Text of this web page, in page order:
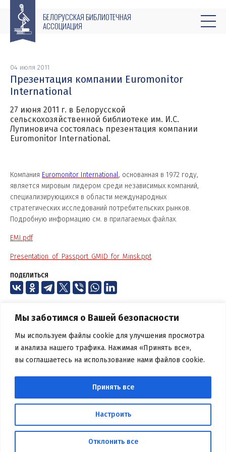
Мы заботимся о Вашей безопасности
Мы используем файлы cookie для улучшения просмотра
и анализа нашего трафика. Нажимая «Принять все»,
вы соглашаетесь на использование нами файлов cookie.
Настроить
Отклонить все
Принять все
БЕЛОРУССКАЯ БИБЛИОТЕЧНАЯ
АССОЦИАЦИЯ
04 июля 2011
Презентация компании Euromonitor
International
27 июня 2011 г. в Белорусской
сельскохозяйственной библиотеке им. И.С.
Лупиновича состоялась презентация компании
Euromonitor International.
Компания Euromonitor International, основанная в 1972 году,
является мировым лидером среди независимых компаний,
специализирующихся в области международных
стратегических исследований потребительских рынков.
Подробную информацию см. в прилагаемых файлах.
EMI.pdf
Presentation_of_Passport_GMID_for_Minsk.ppt
ПОДЕЛИТЬСЯ
БЕЛОРУССКАЯ БИБЛИОТЕЧНАЯ
Вся информация, размещенная на данном веб-сайте,
подлежит дальнейшему воспроизведению и/или
распространению в какой-либо форме, иначе как с письменного
разрешения